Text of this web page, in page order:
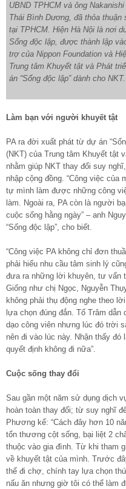
UBND TPHCM và ông
Thái Bình Dương, đã thỏa thuận
tại TPHCM. Hiện Hà Nội là nơi
Sống độc lập, được thành lập
trợ của Nippon Foundation và
Trung tâm Khuyết tật và Phát
án “Sống độc lập” dành cho NKT.
Làm bạn với người khuyết tật
PA ra đời xuất phát từ dự án
(NKT) của Trung tâm Khuyết tật
nhằm giúp NKT thay đổi suy
nhập cộng đồng. “Công việc của
tự mình làm được những công
làm. Ngoài ra, PA còn là người
cuộc sống hằng ngày” – anh
“Sống độc lập”, cho biết.
“Công việc PA không chỉ đơn
phải hiểu nhu cầu tâm sinh lý
đưa ra những lời khuyên, tư vấn
Giống như chị Ngọc, Nguyễn
không phải thụ động nghe theo
lựa chọn đúng đắn. Tố Trâm dẫn
dạo công viên nhưng lúc đó trời
nên đi vào lúc này. Nhận thấy
quyết định không đi nữa”.
Cuộc sống thay đổi
Sau gần một năm sử dụng dịch
hoàn toàn thay đổi; từ suy nghĩ
Phương kể: “Cách đây hơn 10
tổn thương cột sống, bại liệt 2
thuộc vào gia đình. Từ khi tham
về khuyết tật của mình. Trước
thể đi chợ, chính tay lựa chọn
nấu ăn nhưng giờ tôi có thể làm